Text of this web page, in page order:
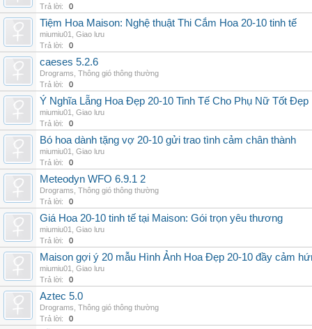
Trả lời:
0
Tiệm Hoa Maison: Nghệ thuật Thi Cắm Hoa 20-10 tinh tế
miumiu01
Giao lưu
Trả lời:
0
caeses 5.2.6
Drograms Thông gió thông thường
Trả lời:
0
Ý Nghĩa Lẵng Hoa Đẹp 20-10 Tinh Tế Cho Phụ Nữ Tốt Đẹp
miumiu01
Giao lưu
Trả lời:
0
Bó hoa dành tặng vợ 20-10 gửi trao tình cảm chân thành
miumiu01
Giao lưu
Trả lời:
0
Meteodyn WFO 6.9.1 2
Drograms Thông gió thông thường
Trả lời:
0
Giá Hoa 20-10 tinh tế tại Maison: Gói trọn yêu thương
miumiu01
Giao lưu
Trả lời:
0
Maison gợi ý 20 mẫu Hình Ảnh Hoa Đẹp 20-10 đầy cảm
miumiu01
Giao lưu
Trả lời:
0
Aztec 5.0
Drograms Thông gió thông thường
Trả lời:
0